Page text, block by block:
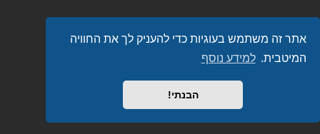
אתר זה משתמש בעוגיות כדי להעניק לך את החוויה
המיטבית. למידע נוסף
הבנתי!